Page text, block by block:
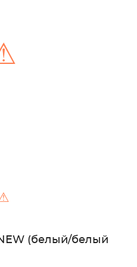
(белый/белый